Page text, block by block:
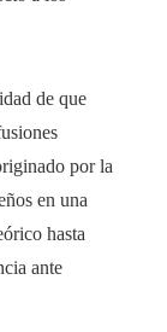
de que
por la
en una
hasta
ante